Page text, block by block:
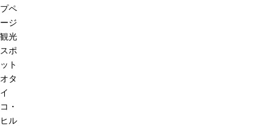
プペ
ージ
観光
スポ
ット
オタ
イ
コ・
ヒル